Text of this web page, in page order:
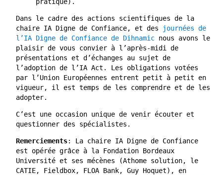
Dans le cadre des actions scientifiques de la
chaire IA Digne de Confiance, et des
journées de
l’IA Digne de Confiance de Dihnamic nous avons le
plaisir de vous convier à l’après-midi de
présentations et d’échanges au sujet de
l’adoption de l’IA Act. Les obligations votées
par l’Union Européennes entrent petit à petit en
vigueur, il est temps de les comprendre et de les
adopter.
C’est une occasion unique de venir écouter et
questionner des spécialistes.
Remerciements: La chaire IA Digne de Confiance
est opérée grâce à la Fondation Bordeaux
Université et ses mécènes (Athome solution, le
CATIE, Fieldbox, FLOA Bank, Guy Hoquet), en